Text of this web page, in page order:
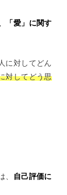
「愛」に関す
に対してどん
対してどう思
自己評価に